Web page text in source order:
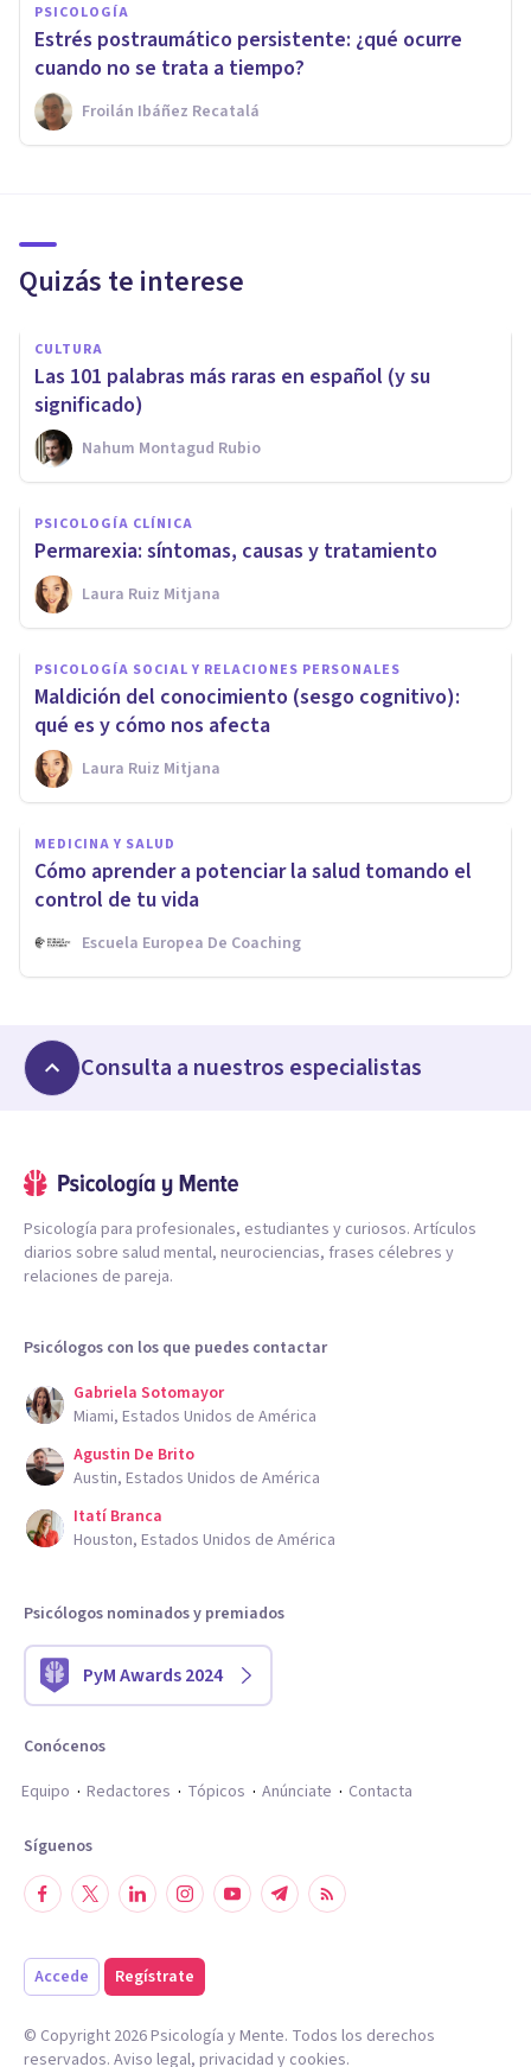
PSICOLOGÍA
Estrés postraumático persistente: ¿qué ocurre
cuando no se trata a tiempo?
Froilán Ibáñez Recatalá
Quizás te interese
CULTURA
Las 101 palabras más raras en español (y su
significado)
Nahum Montagud Rubio
PSICOLOGÍA CLÍNICA
Permarexia: síntomas, causas y tratamiento
Laura Ruiz Mitjana
PSICOLOGÍA SOCIAL Y RELACIONES PERSONALES
Maldición del conocimiento (sesgo cognitivo):
qué es y cómo nos afecta
Laura Ruiz Mitjana
MEDICINA Y SALUD
Cómo aprender a potenciar la salud tomando el
control de tu vida
Escuela Europea De Coaching
Consulta a nuestros especialistas
Psicología para profesionales, estudiantes y curiosos. Artículos
diarios sobre salud mental, neurociencias, frases célebres y
relaciones de pareja.
Psicólogos con los que puedes contactar
Gabriela Sotomayor
Miami, Estados Unidos de América
Agustin De Brito
Austin, Estados Unidos de América
Itatí Branca
Houston, Estados Unidos de América
Psicólogos nominados y premiados
PyM Awards 2024
Conócenos
Equipo
Redactores Tópicos Anúnciate Contacta
Síguenos
Accede Regístrate
© Copyright 2026Psicología y Mente. Todos los derechos
reservados. Aviso legal, privacidad y cookies.